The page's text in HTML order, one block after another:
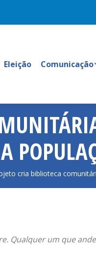
Eleição Comunicação
cria biblioteca
Qualquer um que ande